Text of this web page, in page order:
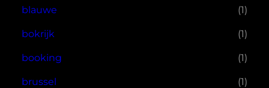
blauwe (1)
bokrijk (1)
booking (1)
brussel (1)